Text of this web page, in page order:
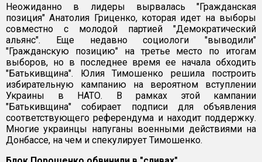
Неожиданно в лидеры вырвалась "Гражданская
позиция" Анатолия Гриценко, которая идет на выборы
совместно с молодой партией "Демократический
альянс". Еще недавно социологи "выводили"
"Гражданскую позицию" на третье место по итогам
выборов, но в последнее время ее начала обходить
"Батькивщина". Юлия Тимошенко решила построить
избирательную кампанию на вероятном вступлении
Украины в НАТО. В рамках этой кампании
"Батькивщина" собирает подписи для объявления
соответствующего референдума и находит поддержку.
Многие украинцы напуганы военными действиями на
Донбассе, на чем и спекулирует Тимошенко.